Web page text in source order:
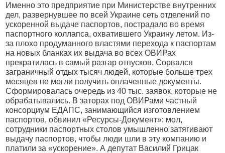
Именно это предприятие при Министерстве внутренних
дел, развернувшее по всей Украине сеть отделений по
ускоренной выдаче паспортов, пострадало во время
паспортного коллапса, охватившего Украину летом. Из-
за плохо продуманного властями перехода к паспортам
на новых бланках их выдача во всех ОВИРах
прекратилась в самый разгар отпусков. Сорвался
заграничный отдых тысяч людей, которые больше трех
месяцев не могли получить оплаченные документы.
Сформировалась очередь из 40 тыс. заявок, которые не
обрабатывались. В заторах под ОВИРами частный
консорциум ЕДАПС, занимающийся изготовлением
паспортов, обвинил «Ресурсы-Документ»: мол,
сотрудники паспортных столов умышленно затягивают
выдачу паспортов, чтобы люди шли в эту компанию и
платили за «ускорение». А депутат Василий Грицак